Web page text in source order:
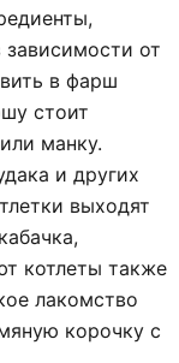
от
в фарш
стоит
манку.
и других
выходят
котлеты также
лакомство
корочку с